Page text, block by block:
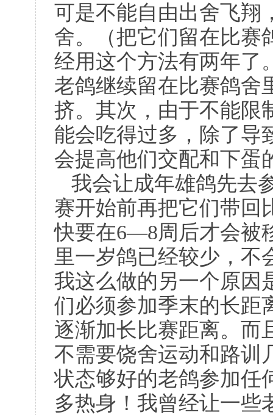
可是不能自由出舍飞翔
舍。（把它们留在比赛
经用这个方法有两年了
老鸽继续留在比赛鸽舍
挤。其次，由于不能限
能会吃得过多，除了导
会提高他们交配和下蛋
我会让成年雄鸽先去
赛开始前再把它们带回
快要在6—8周后才会被
里一岁鸽已经较少，不
我这么做的另一个原因
们必须参加季末的长距
逐渐加长比赛距离。而
不需要饶舍运动和路训
状态够好的老鸽参加任
多热身！我曾经让一些